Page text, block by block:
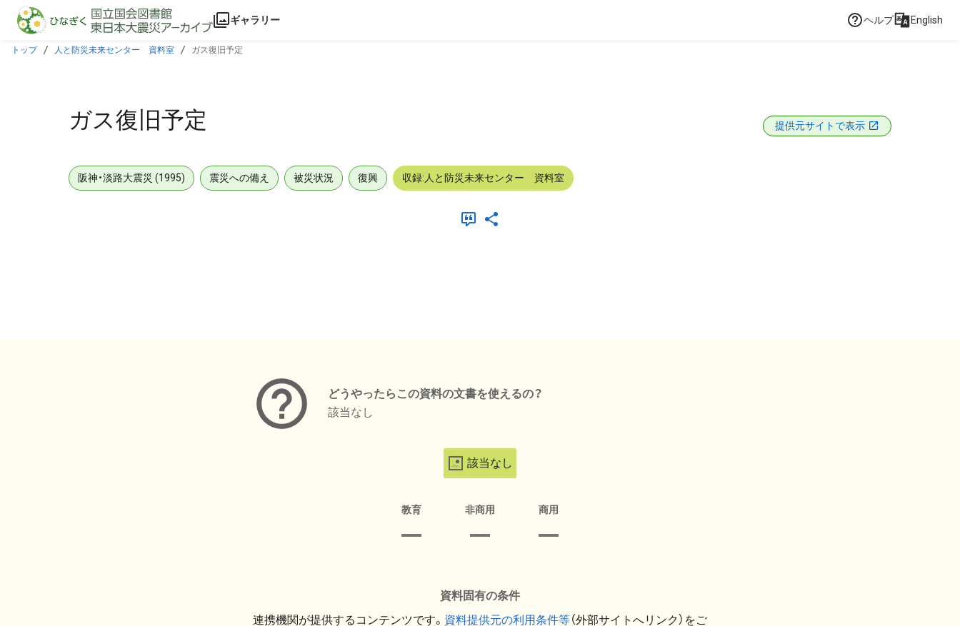
本文に飛ぶ
ギャラリー ヘルプ English
トップ 人と防災未来センター 資料室 ガス復旧予定
ガス復旧予定 提供元サイトで表示
阪神・淡路大震災 (1995) 震災への備え 被災状況 復興 収録:人と防災未来センター 資料室
どうやったらこの資料の文書を使えるの？
該当なし
該当なし
教育 非商用 商用
資料固有の条件
連携機関が提供するコンテンツです。 資料提供元の利用条件等（外部サイトへリンク）をご